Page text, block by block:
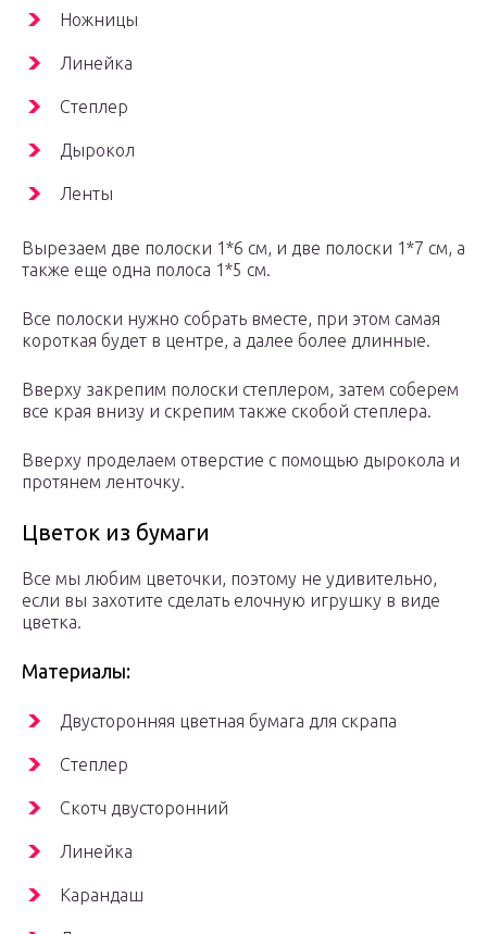
Ножницы
Линейка
Степлер
Дырокол
Ленты
Вырезаем две полоски 1*6 см, и две полоски 1*7 см, а
также еще одна полоса 1*5 см.
Все полоски нужно собрать вместе, при этом самая
короткая будет в центре, а далее более длинные.
Вверху закрепим полоски степлером, затем соберем
все края внизу и скрепим также скобой степлера.
Вверху проделаем отверстие с помощью дырокола и
протянем ленточку.
Цветок из бумаги
Все мы любим цветочки, поэтому не удивительно,
если вы захотите сделать елочную игрушку в виде
цветка.
Материалы:
Двусторонняя цветная бумага для скрапа
Степлер
Скотч двусторонний
Линейка
Карандаш